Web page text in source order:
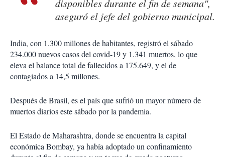
disponibles durante el fin de semana",
aseguró el jefe del gobierno municipal.
India, con 1.300 millones de habitantes, registró el sábado
234.000 nuevos casos del covid-19 y 1.341 muertos, lo que
eleva el balance total de fallecidos a 175.649, y el de
contagiados a 14,5 millones.
Después de Brasil, es el país que sufrió un mayor número de
muertos diarios este sábado por la pandemia.
El Estado de Maharashtra, donde se encuentra la capital
económica Bombay, ya había adoptado un confinamiento